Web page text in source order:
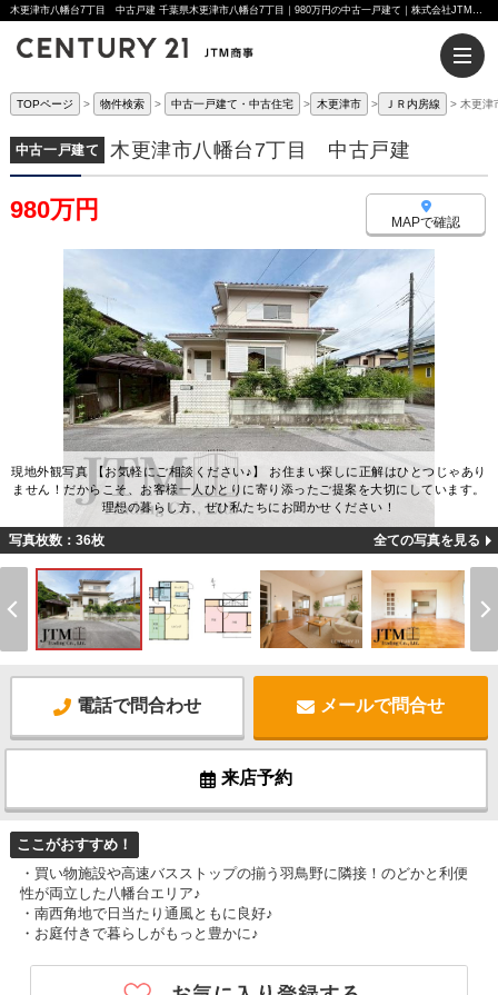
木更津市八幡台7丁目 中古戸建 千葉県木更津市八幡台7丁目｜980万円の中古一戸建て｜株式会社JTM商事
TOPページ 物件検索 中古一戸建て・中古住宅 木更津市 ＪＲ内房線 木更津
中古一戸建て 木更津市八幡台7丁目 中古戸建
980万円 MAPで確認
現地外観写真 【お気軽にご相談ください♪】 お住まい探しに正解はひとつじゃあり
ません！だからこそ、お客様一人ひとりに寄り添ったご提案を大切にしています。
理想の暮らし方、ぜひ私たちにお聞かせください！
写真枚数：36枚 全ての写真を見る
電話で問合わせ メールで問合せ
来店予約
ここがおすすめ！
・買い物施設や高速バスストップの揃う羽鳥野に隣接！のどかと利便
性が両立した八幡台エリア♪
・南西角地で日当たり通風ともに良好♪
・お庭付きで暮らしがもっと豊かに♪